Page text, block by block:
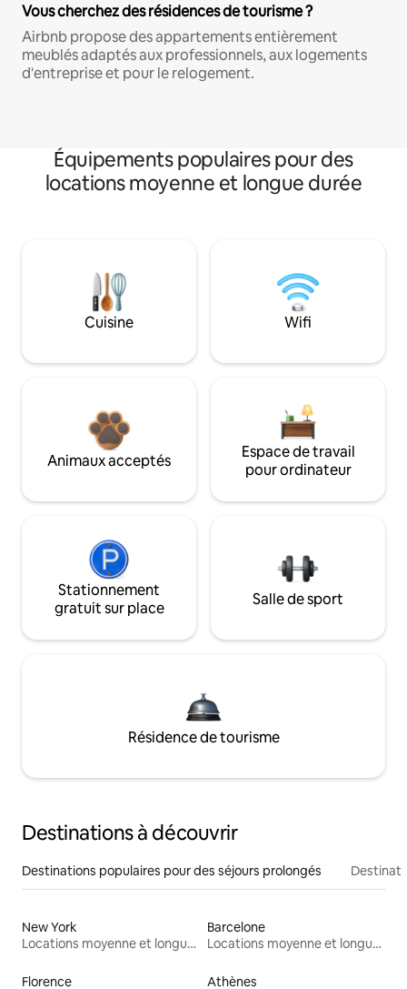
Vous cherchez des résidences de tourisme ?
Airbnb propose des appartements entièrement
meublés adaptés aux professionnels, aux logements
d'entreprise et pour le relogement.
Équipements populaires pour des
locations moyenne et longue durée
Cuisine Wifi
Animaux acceptés
Espace de travail
pour ordinateur
Stationnement
gratuit sur place
Salle de sport
Résidence de tourisme
Destinations à découvrir
Destinations populaires pour des séjours prolongés
New York
Locations moyenne et longue durée
Barcelone
Locations moyenne et longue durée
Florence Athènes